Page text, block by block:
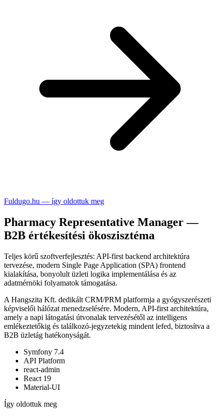
Fuldugo.hu — így oldottuk meg
Pharmacy Representative Manager —
B2B értékesítési ökoszisztéma
Teljes körű szoftverfejlesztés: API-first backend architektúra
tervezése, modern Single Page Application (SPA) frontend
kialakítása, bonyolult üzleti logika implementálása és az
adatmérnöki folyamatok támogatása.
A Hangszita Kft. dedikált CRM/PRM platformja a gyógyszerészeti
képviselői hálózat menedzselésére. Modern, API-first architektúra,
amely a napi látogatási útvonalak tervezésétől az intelligens
emlékeztetőkig és találkozó-jegyzetekig mindent lefed, biztosítva a
B2B üzletág hatékonyságát.
Symfony 7.4
API Platform
react-admin
React 19
Material-UI
Így oldottuk meg